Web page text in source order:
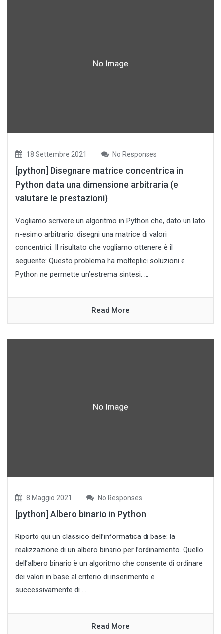
18 Settembre 2021 No Responses
[python] Disegnare matrice concentrica in
Python data una dimensione arbitraria (e
valutare le prestazioni)
Vogliamo scrivere un algoritmo in Python che, dato un lato
n-esimo arbitrario, disegni una matrice di valori
concentrici. Il risultato che vogliamo ottenere è il
seguente: Questo problema ha molteplici soluzioni e
Python ne permette un’estrema sintesi. ...
Read More
8 Maggio 2021 No Responses
[python] Albero binario in Python
Riporto qui un classico dell’informatica di base: la
realizzazione di un albero binario per l’ordinamento. Quello
dell’albero binario è un algoritmo che consente di ordinare
dei valori in base al criterio di inserimento e
successivamente di ...
Read More